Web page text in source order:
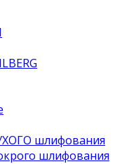
шлифования
шлифования